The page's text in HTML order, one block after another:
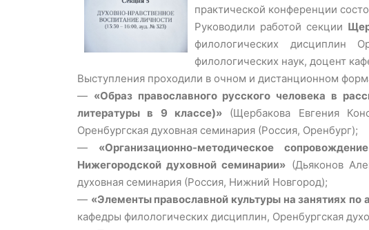
практической конференции
Руководили работой секции
филологических дисциплин
филологических наук, доцент
Выступления проходили в очном и дистанционном
— «Образ православного русского человека в
литературы в 9 классе)»(Щербакова Евгения
Оренбургская духовная семинария (Россия, Оренбург);
— «Организационно-методическое
Нижегородской духовной семинарии» (Дьяконов
духовная семинария (Россия, Нижний Новгород);
— «Элементы православной культуры на занятиях по
кафедры филологических дисциплин, Оренбургская